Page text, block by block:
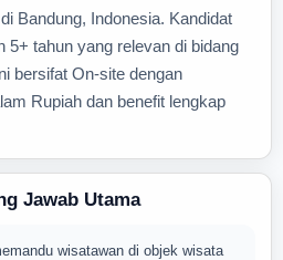
Bandung, Indonesia. Kandidat
5+ tahun yang relevan di bidang
bersifat On-site dengan
Rupiah dan benefit lengkap
Jawab Utama
wisatawan di objek wisata